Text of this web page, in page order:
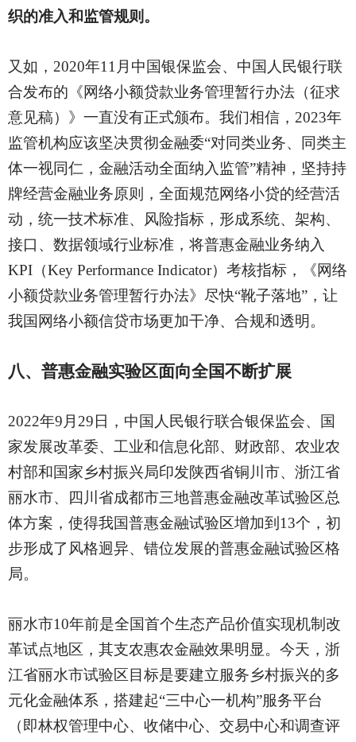
织的准入和监管规则。
又如， 2020年11月中国银保监会、中国人民银行联
合发布的《网络小额贷款业务管理暂行办法（征求
意见稿）》一直没有正式颁布。我们相信，2023年
监管机构应该坚决贯彻金融委“对同类业务、同类主
体一视同仁，金融活动全面纳入监管”精神，坚持持
牌经营金融业务原则，全面规范网络小贷的经营活
动，统一技术标准、风险指标，形成系统、架构、
接口、数据领域行业标准，将普惠金融业务纳入
KPI（Key Performance Indicator）考核指标，《网络
小额贷款业务管理暂行办法》尽快“靴子落地”，让
我国网络小额信贷市场更加干净、合规和透明。
八、普惠金融实验区面向全国不断扩展
2022年9月29日，中国人民银行联合银保监会、国
家发展改革委、工业和信息化部、财政部、农业农
村部和国家乡村振兴局印发陕西省铜川市、浙江省
丽水市、四川省成都市三地普惠金融改革试验区总
体方案，使得我国普惠金融试验区增加到13个，初
步形成了风格迥异、错位发展的普惠金融试验区格
局。
丽水市10年前是全国首个生态产品价值实现机制改
革试点地区，其支农惠农金融效果明显。今天，浙
江省丽水市试验区目标是要建立服务乡村振兴的多
元化金融体系，搭建起“三中心一机构”服务平台
（即林权管理中心、收储中心、交易中心和调查评